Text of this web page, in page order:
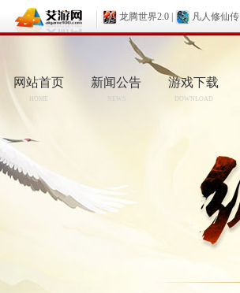
龙腾世界2.0 凡人修仙传
网站首页
HOME
新闻公告
NEWS
游戏下载
DOWNLOAD